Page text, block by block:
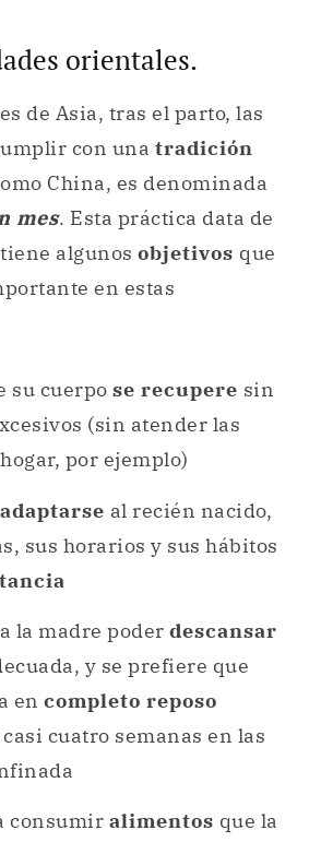
orientales.
de Asia, tras el parto, las
con una tradición
China, es denominada
mes. Esta práctica data de
algunos objetivos que
en estas
su cuerpo se recupere sin
(sin atender las
por ejemplo)
adaptarse al recién nacido,
sus horarios y sus hábitos
la madre poder descansar
y se prefiere que
en completo reposo
cuatro semanas en las
consumir alimentos que la